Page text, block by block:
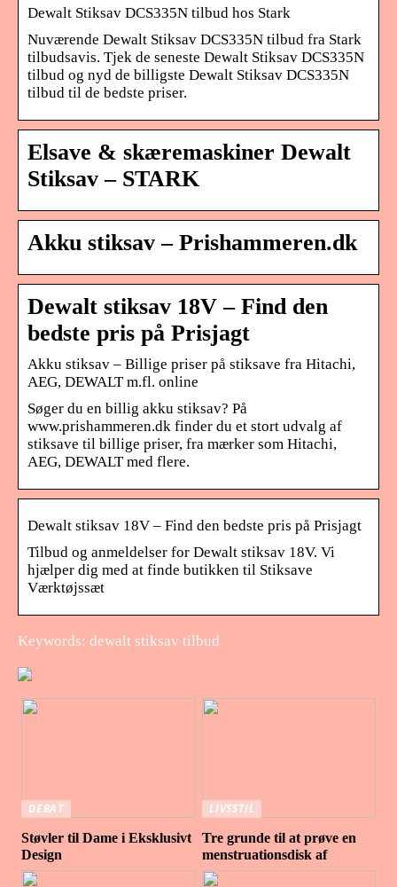
Dewalt Stiksav DCS335N tilbud hos Stark
Nuværende Dewalt Stiksav DCS335N tilbud fra Stark
tilbudsavis. Tjek de seneste Dewalt Stiksav DCS335N
tilbud og nyd de billigste Dewalt Stiksav DCS335N
tilbud til de bedste priser.
Elsave & skæremaskiner Dewalt
Stiksav – STARK
Akku stiksav – Prishammeren.dk
Dewalt stiksav 18V – Find den
bedste pris på Prisjagt
Akku stiksav – Billige priser på stiksave fra Hitachi,
AEG, DEWALT m.fl. online
Søger du en billig akku stiksav? På
www.prishammeren.dk finder du et stort udvalg af
stiksave til billige priser, fra mærker som Hitachi,
AEG, DEWALT med flere.
Dewalt stiksav 18V – Find den bedste pris på Prisjagt
Tilbud og anmeldelser for Dewalt stiksav 18V. Vi
hjælper dig med at finde butikken til Stiksave
Værktøjssæt
Keywords: dewalt stiksav tilbud
DEBAT
Støvler til Dame i Eksklusivt
Design
LIVSSTIL
Tre grunde til at prøve en
menstruationsdisk af